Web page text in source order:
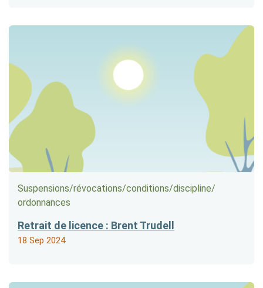
Suspensions/​révocations/​conditions/​discipline/​
ordonnances
Retrait de licence : Brent Trudell
18 Sep 2024